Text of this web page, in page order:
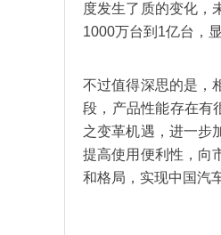
度发生了质的变化，
1000万台到1亿台，
不过值得深思的是，
段，产品性能存在有
之变革机遇，进一步
提高使用便利性，向
和格局，实现中国汽